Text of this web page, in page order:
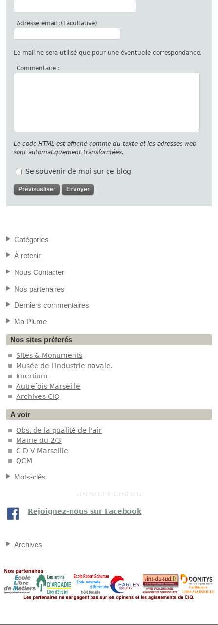
Adresse email :(Facultative)
Le mail ne sera utilisé que pour une éventuelle correspondance.
Commentaire :
Le code HTML est affiché comme du texte et les adresses web
sont automatiquement transformées.
Se souvenir de moi sur ce blog
Catégories
À retenir
Nous Contacter
Nos partenaires
Derniers commentaires
Ma Plume
Nos sites préferés
Sites & Monuments
Musée de l’Industrie navale.
Imertium
Autrefois Marseille
Archives CIQ
A voir
Obs. de la qualité de l'air
Mairie du 2/3
C D V Marseille
QCM
Mots-clés
--------------------------
Rejoignez-nous sur Facebook
Archives